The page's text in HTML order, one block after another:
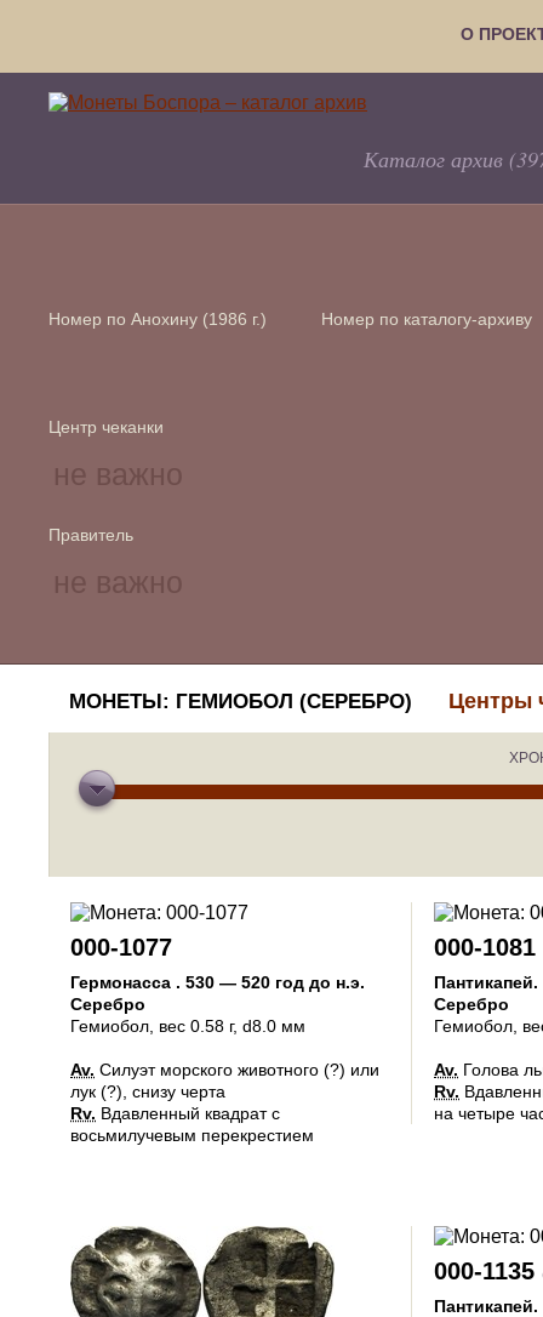
О
Каталог архив
Номер по Анохину (1986 г.) Номер по каталогу-архиву
Центр чеканки
Правитель
МОНЕТЫ: ГЕМИОБОЛ (СЕРЕБРО) Центры
000-1077
Гермонасса . 530 — 520 год до н.э.
Серебро
Гемиобол , вес 0.58 г, d8.0 мм
Av. Силуэт морского животного (?) или
лук (?), снизу черта
Rv. Вдавленный квадрат с
восьмилучевым перекрестием
000-1081
Пантикапей.
Серебро
Гемиобол ,
Av. Голова
Rv.
на четыре
000-1135
Пантикапей.